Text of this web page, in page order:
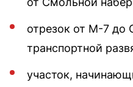
отрезок от М-7 до
транспортной
участок,